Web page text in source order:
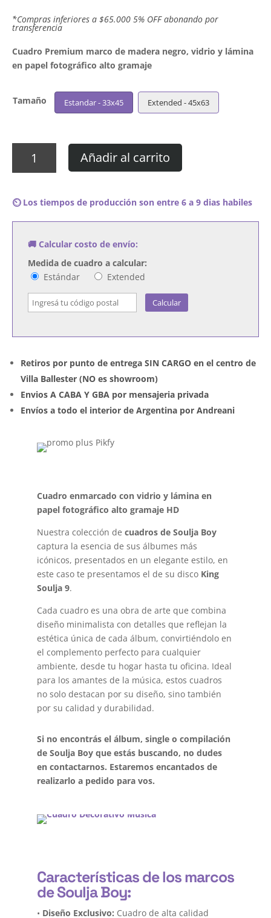
´*Compras inferiores a $65.000 5% OFF abonando por
transferencia
Cuadro Premium marco de madera negro, vidrio y lámina
en papel fotográfico alto gramaje
Tamaño Estandar - 33x45 Extended - 45x63
Soulja
King
Soulja
cantidad
Añadir al carrito
⏲️ Los tiempos de producción son entre 6 a 9 dias habiles
🚚 Calcular costo de envío:
Medida de cuadro a calcular:
Estándar
Extended
Calcular
Retiros por punto de entrega SIN CARGO en el centro de
Villa Ballester (NO es showroom)
Envios A CABA Y GBA por mensajeria privada
Envíos a todo el interior de Argentina por Andreani
Cuadro enmarcado con vidrio y lámina en
papel fotográfico alto gramaje HD
Nuestra colección de cuadros de Soulja Boy
captura la esencia de sus álbumes más
icónicos, presentados en un elegante estilo, en
este caso te presentamos el de su disco King
Soulja 9.
Cada cuadro es una obra de arte que combina
diseño minimalista con detalles que reflejan la
estética única de cada álbum, convirtiéndolo en
el complemento perfecto para cualquier
ambiente, desde tu hogar hasta tu oficina. Ideal
para los amantes de la música, estos cuadros
no solo destacan por su diseño, sino también
por su calidad y durabilidad.
Si no encontrás el álbum, single o compilación
de Soulja Boy que estás buscando, no dudes
en contactarnos. Estaremos encantados de
realizarlo a pedido para vos.
Características de los marcos
de Soulja Boy:
• Diseño Exclusivo: Cuadro de alta calidad